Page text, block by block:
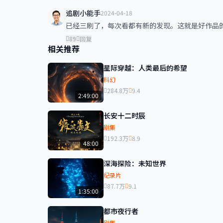
追剧小能手2024-04-18
已经三刷了，每次看都有新的发现。这就是好作品
89 回复
相关推荐
2:49:00
星际穿越：人类最后的希望
科幻
284.8万 9.4
48:00
长安十二时辰
剧集
192.3万 8.9
1:35:00
深海探险：未知世界
纪录片
87.7万 9.1
都市夜行者